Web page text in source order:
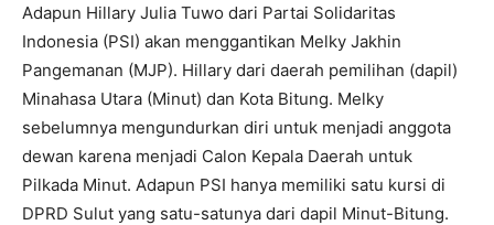
Adapun Hillary Julia Tuwo dari Partai Solidaritas
Indonesia (PSI) akan menggantikan Melky Jakhin
Pangemanan (MJP). Hillary dari daerah pemilihan (dapil)
Minahasa Utara (Minut) dan Kota Bitung. Melky
sebelumnya mengundurkan diri untuk menjadi anggota
dewan karena menjadi Calon Kepala Daerah untuk
Pilkada Minut. Adapun PSI hanya memiliki satu kursi di
DPRD Sulut yang satu-satunya dari dapil Minut-Bitung.